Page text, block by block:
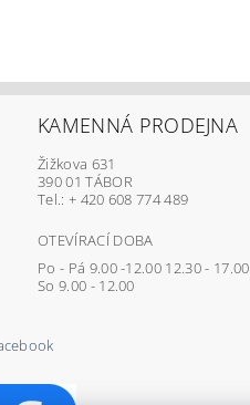
KAMENNÁ PRODEJNA
Žižkova 631
390 01 TÁBOR
Tel.: + 420 608 774 489
OTEVÍRACÍ DOBA
Po - Pá 9.00 -12.00 12.30 - 17.00
So 9.00 - 12.00